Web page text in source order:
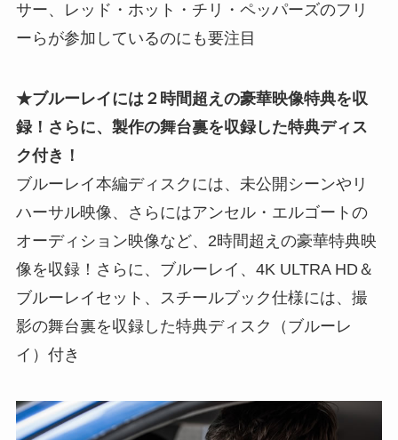
サー、レッド・ホット・チリ・ペッパーズのフリ
ーらが参加しているのにも要注目
★ブルーレイには２時間超えの豪華映像特典を収
録！さらに、製作の舞台裏を収録した特典ディス
ク付き！
ブルーレイ本編ディスクには、未公開シーンやリ
ハーサル映像、さらにはアンセル・エルゴートの
オーディション映像など、2時間超えの豪華特典映
像を収録！さらに、ブルーレイ、4K ULTRA HD＆
ブルーレイセット、スチールブック仕様には、撮
影の舞台裏を収録した特典ディスク（ブルーレ
イ）付き